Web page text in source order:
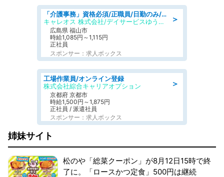
＞
「介護事務」資格必須/正職員/日勤のみ/デイサービス
キャレオス 株式会社/デイサービスゆうゆう南本庄
広島県 福山市
時給1,085円～1,115円
正社員
スポンサー：求人ボックス
＞
工場作業員/オンライン登録
株式会社綜合キャリアオプション
京都府 京都市
時給1,500円～1,875円
正社員 / 派遣社員
スポンサー：求人ボックス
姉妹サイト
松のや「総菜クーポン」が8月12日15時で終
了に。「ロースかつ定食」500円は継続